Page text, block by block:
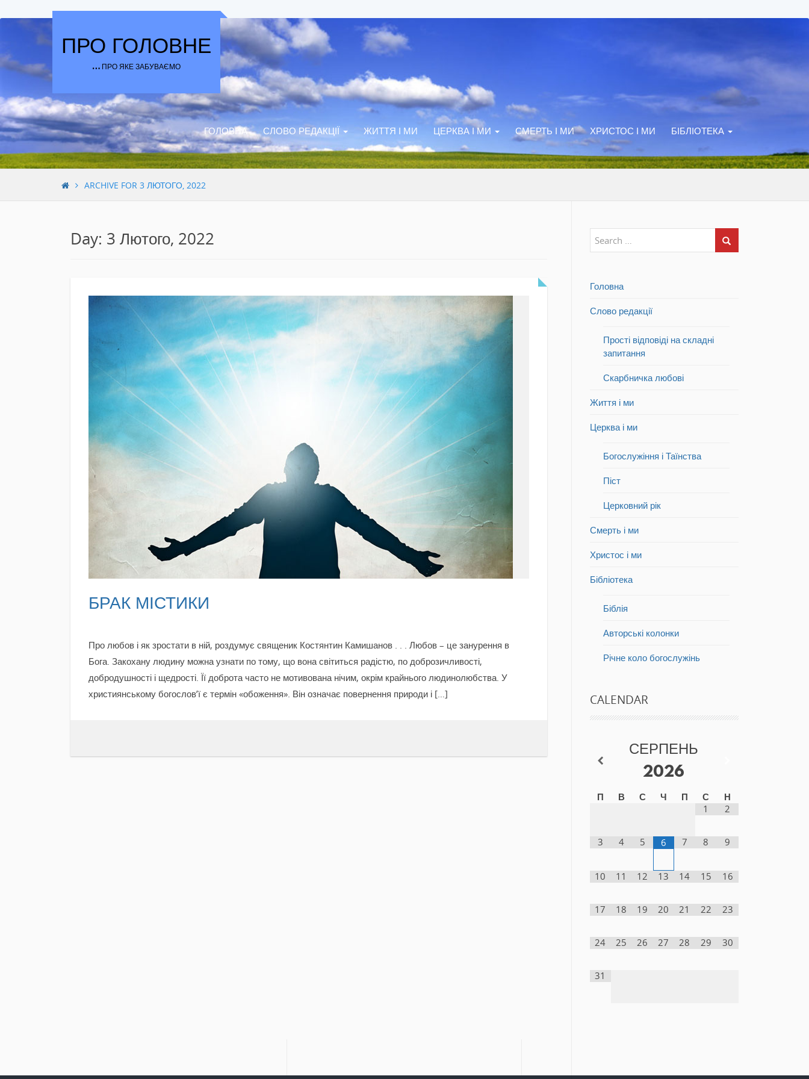
Skip to content
ПРО ГОЛОВНЕ
… ПРО ЯКЕ ЗАБУВАЄМО
ГОЛОВНА СЛОВО РЕДАКЦІЇ ЖИТТЯ І МИ ЦЕРКВА І МИ СМЕРТЬ І МИ ХРИСТОС І МИ БІБЛІОТЕКА
ARCHIVE FOR 3 ЛЮТОГО, 2022
Day: 3 Лютого, 2022
БРАК МІСТИКИ
Про любов і як зростати в ній, роздумує священик Костянтин Камишанов . . . Любов – це занурення в
Бога. Закохану людину можна узнати по тому, що вона світиться радістю, по доброзичливості,
добродушності і щедрості. Її доброта часто не мотивована нічим, окрім крайнього людинолюбства. У
християнському богослов’ї є термін «обоження». Він означає повернення природи і […]
Головна
Слово редакції
Прості відповіді на складні
запитання
Скарбничка любові
Життя і ми
Церква і ми
Богослужіння і Таїнства
Піст
Церковний рік
Смерть і ми
Христос і ми
Бібліотека
Біблія
Авторські колонки
Річне коло богослужінь
CALENDAR
СЕРПЕНЬ
2026
П В С Ч П С
Н
1
2
3 4 5 6 7 8 9
10 11 12 13 14 15 16
17 18 19 20 21 22 23
24 25 26 27 28 29 30
31